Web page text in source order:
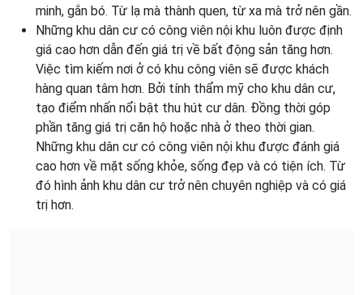
minh, gắn bó. Từ lạ mà thành quen, từ xa mà trở nên gần.
Những khu dân cư có công viên nội khu luôn được định
giá cao hơn dẫn đến giá trị về bất động sản tăng hơn.
Việc tìm kiếm nơi ở có khu công viên sẽ được khách
hàng quan tâm hơn. Bởi tính thẩm mỹ cho khu dân cư,
tạo điểm nhấn nổi bật thu hút cư dân. Đồng thời góp
phần tăng giá trị căn hộ hoặc nhà ở theo thời gian.
Những khu dân cư có công viên nội khu được đánh giá
cao hơn về mặt sống khỏe, sống đẹp và có tiện ích. Từ
đó hình ảnh khu dân cư trở nên chuyên nghiệp và có giá
trị hơn.